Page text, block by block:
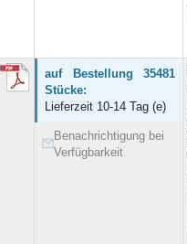
auf Bestellung 35481
Stücke:
Lieferzeit 10-14 Tag (e)
Benachrichtigung bei
Verfügbarkeit